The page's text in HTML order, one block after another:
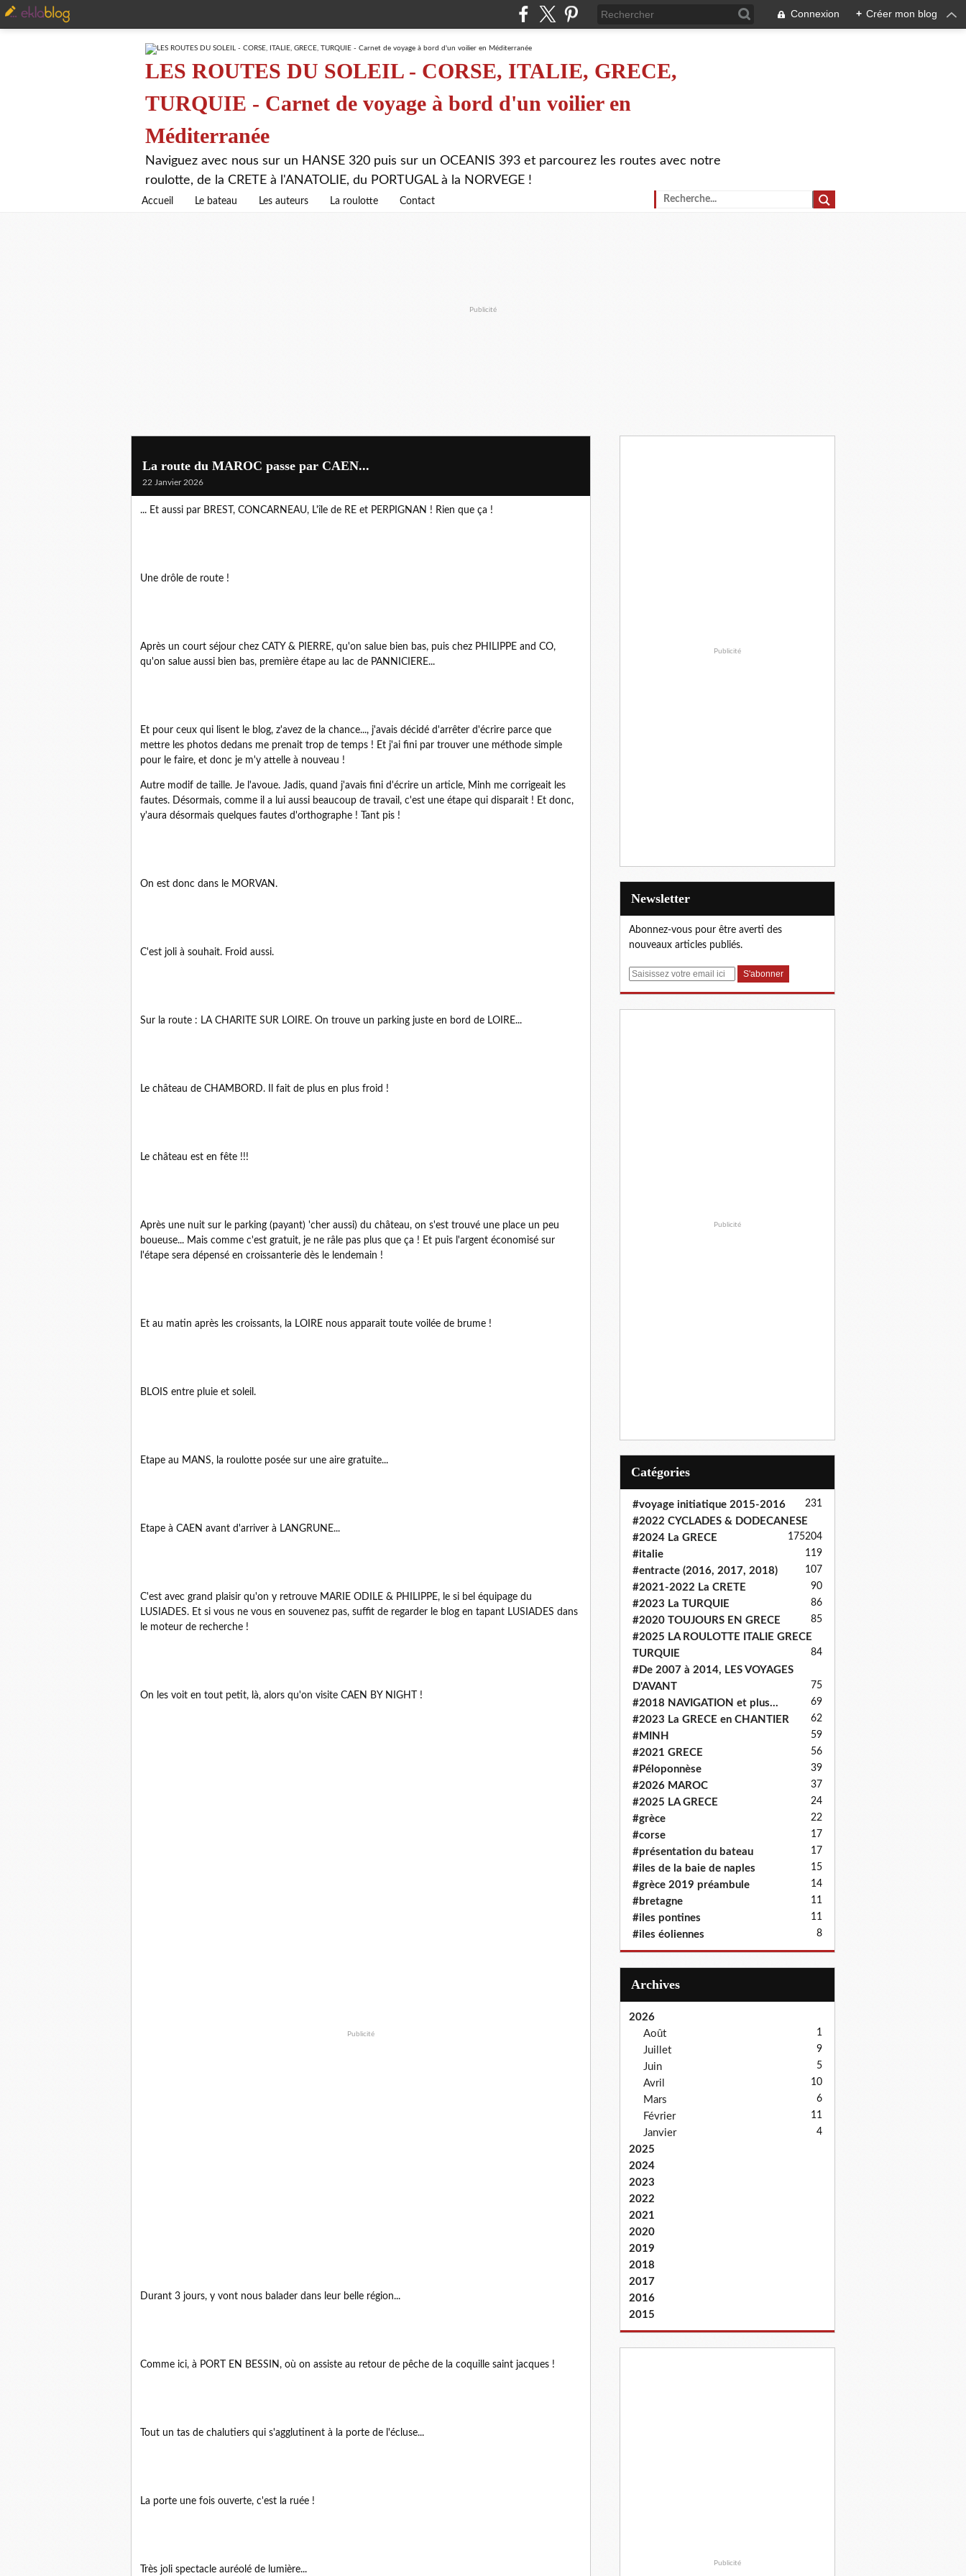
Connexion + Créer mon blog
LES ROUTES DU SOLEIL - CORSE, ITALIE, GRECE,
TURQUIE - Carnet de voyage à bord d'un voilier en
Méditerranée
Naviguez avec nous sur un HANSE 320 puis sur un OCEANIS 393 et parcourez les routes avec notre
roulotte, de la CRETE à l'ANATOLIE, du PORTUGAL à la NORVEGE !
Accueil Le bateau Les auteurs La roulotte Contact
Publicité
La route du MAROC passe par CAEN...
22 Janvier 2026
... Et aussi par BREST, CONCARNEAU, L'île de RE et PERPIGNAN ! Rien que ça !
Une drôle de route !
Après un court séjour chez CATY & PIERRE, qu'on salue bien bas, puis chez PHILIPPE and CO,
qu'on salue aussi bien bas, première étape au lac de PANNICIERE...
Et pour ceux qui lisent le blog, z'avez de la chance..., j'avais décidé d'arrêter d'écrire parce que
mettre les photos dedans me prenait trop de temps ! Et j'ai fini par trouver une méthode simple
pour le faire, et donc je m'y attelle à nouveau !
Autre modif de taille. Je l'avoue. Jadis, quand j'avais fini d'écrire un article, Minh me corrigeait les
fautes. Désormais, comme il a lui aussi beaucoup de travail, c'est une étape qui disparait ! Et donc,
y'aura désormais quelques fautes d'orthographe ! Tant pis !
On est donc dans le MORVAN.
C'est joli à souhait. Froid aussi.
Sur la route : LA CHARITE SUR LOIRE. On trouve un parking juste en bord de LOIRE...
Le château de CHAMBORD. Il fait de plus en plus froid !
Le château est en fête !!!
Après une nuit sur le parking (payant) 'cher aussi) du château, on s'est trouvé une place un peu
boueuse... Mais comme c'est gratuit, je ne râle pas plus que ça ! Et puis l'argent économisé sur
l'étape sera dépensé en croissanterie dès le lendemain !
Et au matin après les croissants, la LOIRE nous apparait toute voilée de brume !
BLOIS entre pluie et soleil.
Etape au MANS, la roulotte posée sur une aire gratuite...
Etape à CAEN avant d'arriver à LANGRUNE...
C'est avec grand plaisir qu'on y retrouve MARIE ODILE & PHILIPPE, le si bel équipage du
LUSIADES. Et si vous ne vous en souvenez pas, suffit de regarder le blog en tapant LUSIADES dans
le moteur de recherche !
On les voit en tout petit, là, alors qu'on visite CAEN BY NIGHT !
Publicité
Durant 3 jours, y vont nous balader dans leur belle région...
Comme ici, à PORT EN BESSIN, où on assiste au retour de pêche de la coquille saint jacques !
Tout un tas de chalutiers qui s'agglutinent à la porte de l'écluse...
La porte une fois ouverte, c'est la ruée !
Très joli spectacle auréolé de lumière...
Publicité
Newsletter
Abonnez-vous pour être averti des
nouveaux articles publiés.
E
Publicité
Catégories
#voyage initiatique 2015-2016 231
#2022 CYCLADES & DODECANESE
204
#2024 La GRECE 175
#italie 119
#entracte (2016, 2017, 2018) 107
#2021-2022 La CRETE 90
#2023 La TURQUIE 86
#2020 TOUJOURS EN GRECE 85
#2025 LA ROULOTTE ITALIE GRECE
TURQUIE
84
#De 2007 à 2014, LES VOYAGES
D'AVANT
75
#2018 NAVIGATION et plus... 69
#2023 La GRECE en CHANTIER 62
#MINH 59
#2021 GRECE 56
#Péloponnèse 39
#2026 MAROC 37
#2025 LA GRECE 24
#grèce 22
#corse 17
#présentation du bateau 17
#iles de la baie de naples 15
#grèce 2019 préambule 14
#bretagne 11
#iles pontines 11
#iles éoliennes 8
Archives
2026
Août
1
Juillet 9
Juin 5
Avril 10
Mars 6
Février 11
Janvier 4
2025
2024
2023
2022
2021
2020
2019
2018
2017
2016
2015
Publicité